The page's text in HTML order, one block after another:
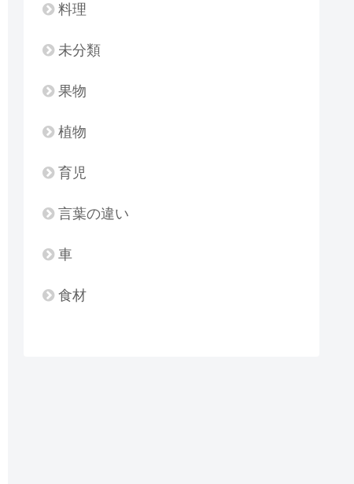
料理
未分類
果物
植物
育児
言葉の違い
車
食材